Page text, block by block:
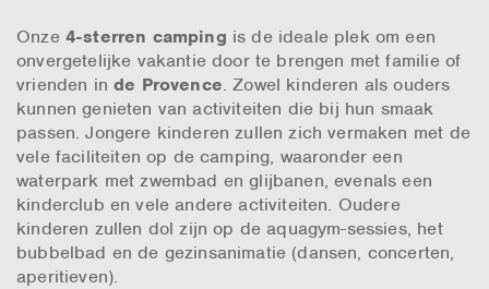
Onze 4-sterren camping is de ideale plek om een
onvergetelijke vakantie door te brengen met familie of
vrienden inde Provence. Zowel kinderen als ouders
kunnen genieten van activiteiten die bij hun smaak
passen. Jongere kinderen zullen zich vermaken met de
vele faciliteiten op de camping, waaronder een
waterpark met zwembad en glijbanen, evenals een
kinderclub en vele andere activiteiten. Oudere
kinderen zullen dol zijn op de aquagym-sessies, het
bubbelbad en de gezinsanimatie (dansen, concerten,
aperitieven).